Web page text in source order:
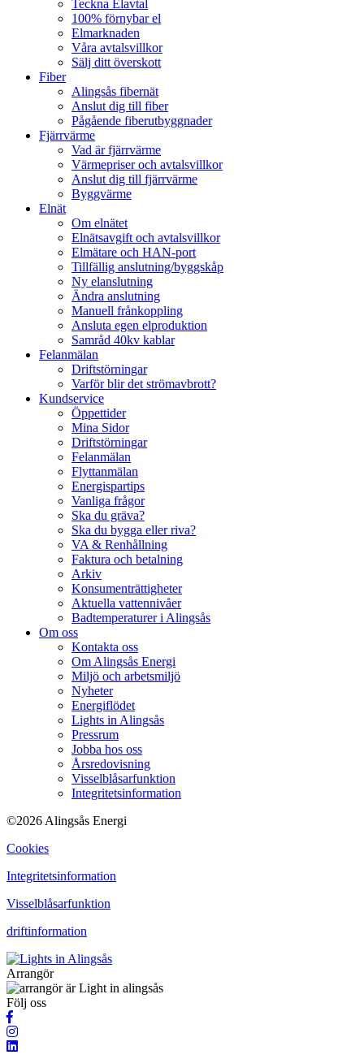
Teckna Elavtal
100% förnybar el
Elmarknaden
Våra avtalsvillkor
Sälj ditt överskott
Fiber
Alingsås fibernät
Anslut dig till fiber
Pågående fiberutbyggnader
Fjärrvärme
Vad är fjärrvärme
Värmepriser och avtalsvillkor
Anslut dig till fjärrvärme
Byggvärme
Elnät
Om elnätet
Elnätsavgift och avtalsvillkor
Elmätare och HAN-port
Tillfällig anslutning/byggskåp
Ny elanslutning
Ändra anslutning
Manuell frånkoppling
Ansluta egen elproduktion
Samråd 40kv kablar
Felanmälan
Driftstörningar
Varför blir det strömavbrott?
Kundservice
Öppettider
Mina Sidor
Driftstörningar
Felanmälan
Flyttanmälan
Energispartips
Vanliga frågor
Ska du gräva?
Ska du bygga eller riva?
VA & Renhållning
Faktura och betalning
Arkiv
Konsumenträttigheter
Aktuella vattennivåer
Badtemperaturer i Alingsås
Om oss
Kontakta oss
Om Alingsås Energi
Miljö och arbetsmiljö
Nyheter
Energiflödet
Lights in Alingsås
Pressrum
Jobba hos oss
Årsredovisning
Visselblåsarfunktion
Integritetsinformation
©2026 Alingsås Energi
Cookies
Integritetsinformation
Visselblåsarfunktion
driftinformation
Arrangör
Följ oss